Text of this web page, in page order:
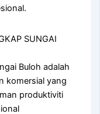
Buloh adalah
komersial yang
produktiviti